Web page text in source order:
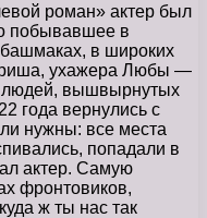
роман» актер был
побывавшее в
в широких
ухажера Любы —
людей, вышвырнутых
года вернулись с
нужны: все места
попадали в
актер. Самую
фронтовиков,
ж ты нас так